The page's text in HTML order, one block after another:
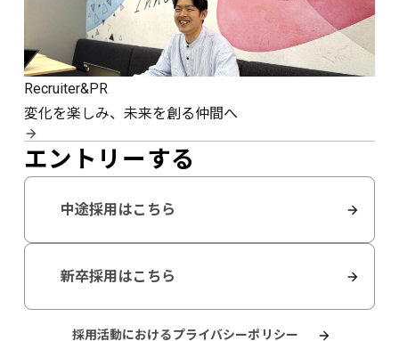
Recruiter&PR
変化を楽しみ、未来を創る仲間へ
エントリーする
中途採用はこちら
新卒採用はこちら
採用活動におけるプライバシーポリシー